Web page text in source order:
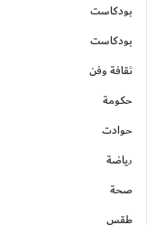
بودكاست
بودكاست
ثقافة وفن
حكومة
حوادت
رياضة
صحة
طقس